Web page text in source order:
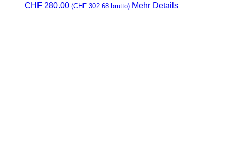
CHF 280.00 (CHF 302.68 brutto) Mehr Details